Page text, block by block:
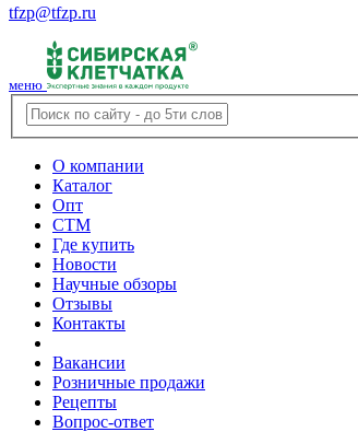
tfzp@tfzp.ru
меню
О компании
Каталог
Опт
СТМ
Где купить
Новости
Научные обзоры
Отзывы
Контакты
Вакансии
Розничные продажи
Рецепты
Вопрос-ответ